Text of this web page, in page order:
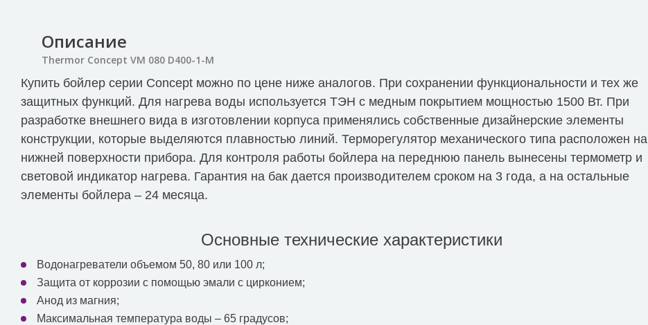
Описание
Thermor Concept VM 080 D400-1-M
Купить бойлер серии Concept можно по цене ниже аналогов. При сохранении функциональности и тех же
защитных функций. Для нагрева воды используется ТЭН с медным покрытием мощностью 1500 Вт. При
разработке внешнего вида в изготовлении корпуса применялись собственные дизайнерские элементы
конструкции, которые выделяются плавностью линий. Терморегулятор механического типа расположен на
нижней поверхности прибора. Для контроля работы бойлера на переднюю панель вынесены термометр и
световой индикатор нагрева. Гарантия на бак дается производителем сроком на 3 года, а на остальные
элементы бойлера – 24 месяца.
Основные технические характеристики
Водонагреватели объемом 50, 80 или 100 л;
Защита от коррозии с помощью эмали с цирконием;
Анод из магния;
Максимальная температура воды – 65 градусов;